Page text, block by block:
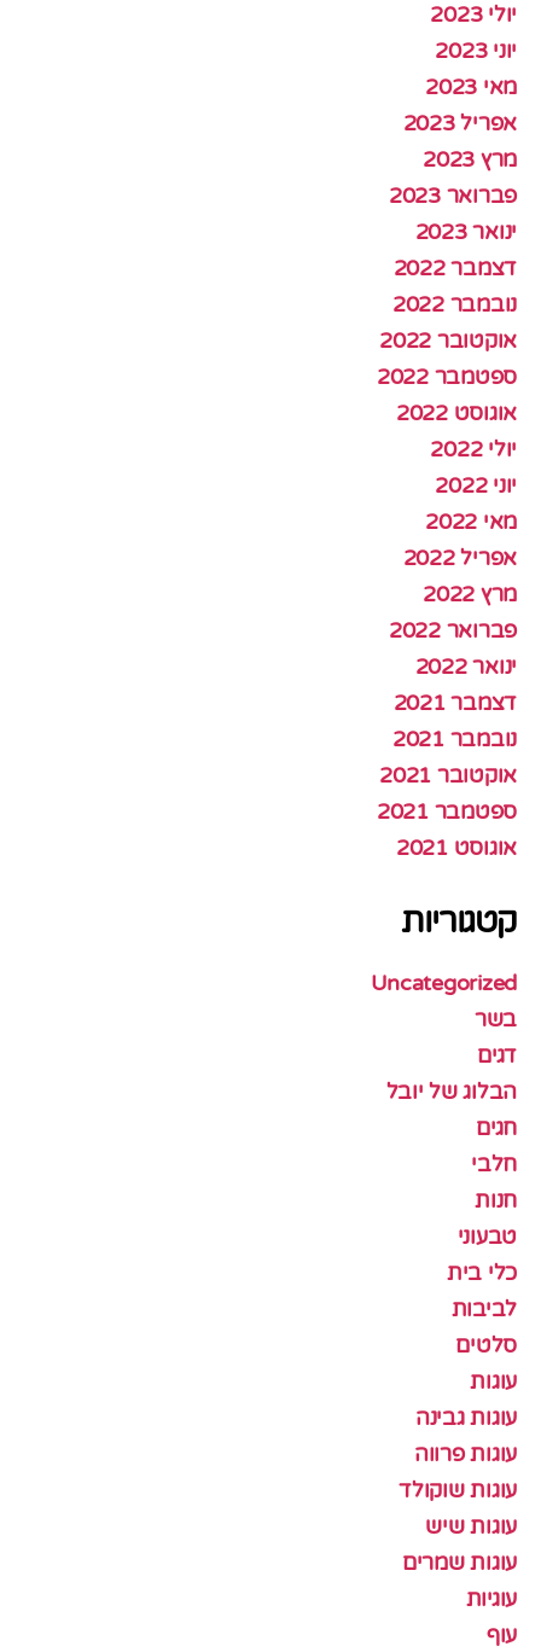
יולי 2023
יוני 2023
מאי 2023
אפריל 2023
מרץ 2023
פברואר 2023
ינואר 2023
דצמבר 2022
נובמבר 2022
אוקטובר 2022
ספטמבר 2022
אוגוסט 2022
יולי 2022
יוני 2022
מאי 2022
אפריל 2022
מרץ 2022
פברואר 2022
ינואר 2022
דצמבר 2021
נובמבר 2021
אוקטובר 2021
ספטמבר 2021
אוגוסט 2021
קטגוריות
Uncategorized
בשר
דגים
הבלוג של יובל
חגים
חלבי
חנות
טבעוני
כלי בית
לביבות
סלטים
עוגות
עוגות גבינה
עוגות פרווה
עוגות שוקולד
עוגות שיש
עוגות שמרים
עוגיות
עוף